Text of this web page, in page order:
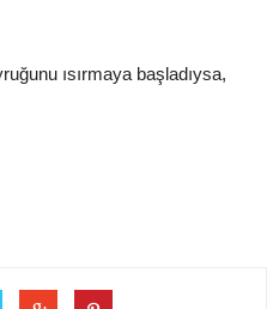
ısırmaya başladıysa,